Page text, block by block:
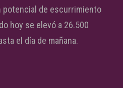
potencial de escurrimiento
hoy se elevó a 26.500
el día de mañana.